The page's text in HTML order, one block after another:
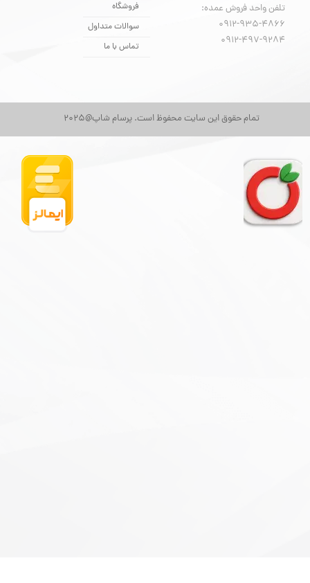
تمام حقوق این سایت محفوظ است. پرسام شاپ@2025
فروشگاه
سوالات متداول
تماس با ما
تلفن واحد فروش عمده:
0912-935-4866
​​​​​​​0912-497-9284